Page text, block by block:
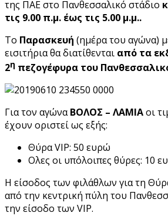
της ΠΑΕ στο Πανθεσσαλικό στάδιο
τις 9.00 π.μ. έως τις 5.00 μ.μ..
Το Παρασκευή (ημέρα του αγώνα)
εισιτήρια θα διατίθενται από τα
2η πεζογέφυρα του
Για τον αγώναΒΟΛΟΣ – ΛΑΜΙΑοι
έχουν οριστεί ως εξής:
Θύρα VIP: 50 ευρώ
Ολες οι υπόλοιπες θύρες: 10
Η είσοδος των φιλάθλων για τη
από την κεντρική πύλη του
την είσοδο των VIP.